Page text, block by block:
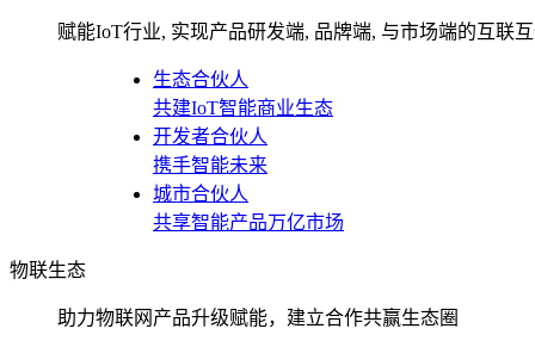
赋能IoT行业, 实现产品研发端, 品牌端, 与市场端的互联
生态合伙人
共建IoT智能商业生态
开发者合伙人
携手智能未来
城市合伙人
共享智能产品万亿市场
物联生态
助力物联网产品升级赋能，建立合作共赢生态圈